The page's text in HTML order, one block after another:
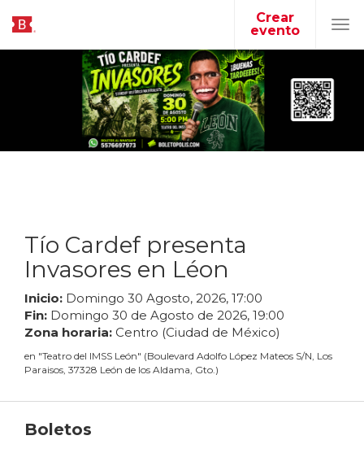
Crear
evento
Tío Cardef presenta
Invasores en Léon
Inicio: Domingo 30 Agosto, 2026, 17:00
Fin: Domingo 30 de Agosto de 2026, 19:00
Zona horaria: Centro (Ciudad de México)
en "Teatro del IMSS León" (Boulevard Adolfo López Mateos S/N, Los
Paraisos, 37328 León de los Aldama, Gto.)
Boletos